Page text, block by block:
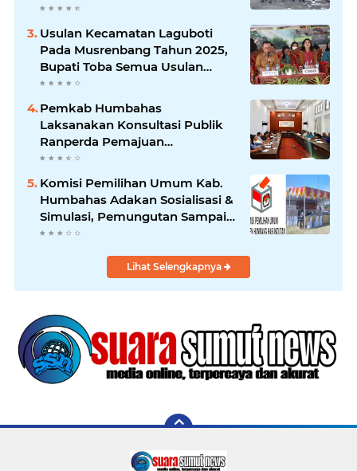
Usulan Kecamatan Laguboti
Pada Musrenbang Tahun 2025,
Bupati Toba Semua Usulan
Harus Mendukung
Pertumbuhan Pariwisata.
Pemkab Humbahas
Laksanakan Konsultasi Publik
Ranperda Pemajuan
Kebudayaan Daerah
Komisi Pemilihan Umum Kab.
Humbahas Adakan Sosialisasi &
Simulasi, Pemungutan Sampai
Rekapitulasi Suara.
Lihat Selengkapnya